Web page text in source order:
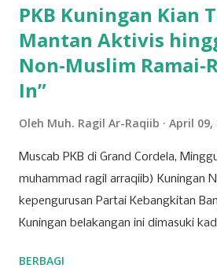
PKB Kuningan Kian
Mantan Aktivis
Non-Muslim Ramai-
In”
Oleh Muh. Ragil Ar-Raqiib April 09,
Muscab PKB di Grand Cordela,
muhammad ragil arraqiib) Kuningan
kepengurusan Partai Kebangkitan
Kuningan belakangan ini dimasuki
semakin menunjukkan wajah
BERBAGI